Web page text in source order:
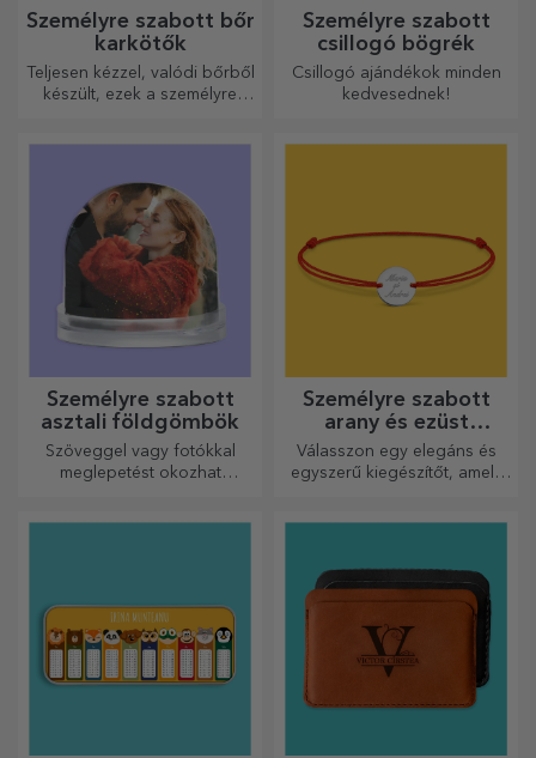
Személyre szabott bőr
karkötők
Teljesen kézzel, valódi bőrből
készült, ezek a személyre
Személyre szabott
csillogó bögrék
Csillogó ajándékok minden
kedvesednek!
Személyre szabott
asztali földgömbök
Szöveggel vagy fotókkal
meglepetést okozhat
Személyre szabott
arany és ezüst
karkötők
Válasszon egy elegáns és
egyszerű kiegészítőt, amely